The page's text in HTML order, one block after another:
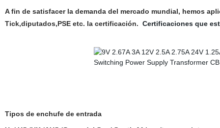
A fin de satisfacer la demanda del mercado mundial, hemos
Tick,diputados,PSE etc. la certificación. Certificaciones que
Tipos de enchufe de entrada